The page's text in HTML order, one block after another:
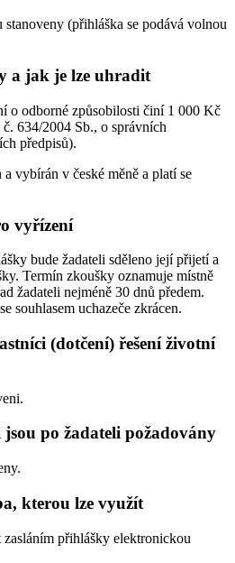
stanoveny (přihláška se podává volnou
a jak je lze uhradit
o odborné způsobilosti činí 1 000 Kč
634/2004 Sb., o správních
předpisů).
vybírán v české měně a platí se
vyřízení
bude žadateli sděleno její přijetí a
Termín zkoušky oznamuje místně
žadateli nejméně 30 dnů předem.
souhlasem uchazeče zkrácen.
(dotčení) řešení životní
po žadateli požadovány
kterou lze využít
přihlášky elektronickou